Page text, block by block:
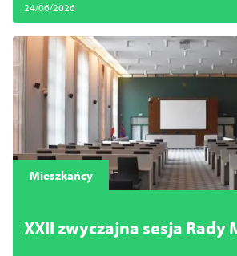
24/06/2026
Mieszkańcy
XXII zwyczajna sesja Rady